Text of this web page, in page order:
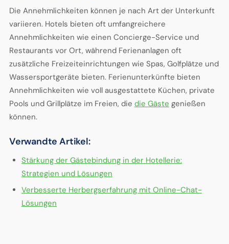
Die Annehmlichkeiten können je nach Art der Unterkunft
variieren. Hotels bieten oft umfangreichere
Annehmlichkeiten wie einen Concierge-Service und
Restaurants vor Ort, während Ferienanlagen oft
zusätzliche Freizeiteinrichtungen wie Spas, Golfplätze und
Wassersportgeräte bieten. Ferienunterkünfte bieten
Annehmlichkeiten wie voll ausgestattete Küchen, private
Pools und Grillplätze im Freien, die die Gäste genießen
können.
Verwandte Artikel:
Stärkung der Gästebindung in der Hotellerie:
Strategien und Lösungen
Verbesserte Herbergserfahrung mit Online-Chat-
Lösungen